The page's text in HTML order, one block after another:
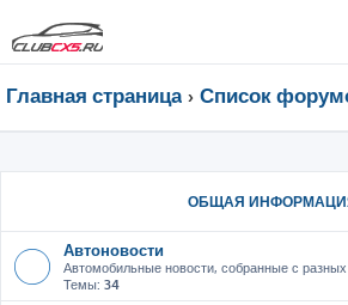
Главная страница Список
ОБЩАЯ
Автоновости
Автомобильные новости, собранные с разных
Темы: 34